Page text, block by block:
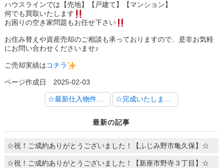
ハウスラインでは【売地】【戸建て】【マンション】
何でも買取いたします
お困りの空き家問題もお任せ下さい
お住み替えや資産売却のご相談も承っておりますので、是非お気軽
にお問い合わせくださいませ♪
ご売却実績はコチラ
ページ作成日 2025-02-03
☆最新仕入物件のご紹介【川口市安行吉岡】☆
最新の記事
☆祝！ご成約ありがとうございました！【ふじみ野市亀久保】☆
☆祝！ご成約ありがとうございました！【新座市野寺３丁目】☆